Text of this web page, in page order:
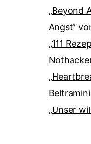
„Beyond
Angst“
„111
„Unser